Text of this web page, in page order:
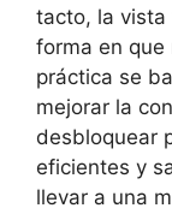
tacto, la vista
forma en que
práctica se
mejorar la
desbloquear
eficientes y
llevar a una